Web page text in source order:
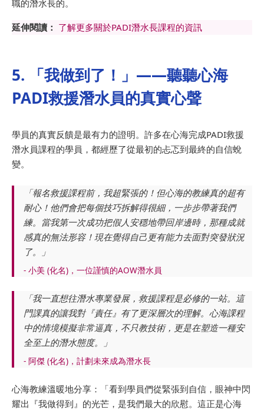
職的潛水長的。
延伸閱讀： 了解更多關於PADI潛水長課程的資訊
5. 「我做到了！」——聽聽心海
PADI救援潛水員的真實心聲
學員的真實反饋是最有力的證明。許多在心海完成PADI救援
潛水員課程的學員，都經歷了從最初的忐忑到最終的自信蛻
變。
「報名救援課程前，我超緊張的！但心海的教練真的超有
耐心！他們會把每個技巧拆解得很細，一步步帶著我們
練。當我第一次成功把假人安穩地帶回岸邊時，那種成就
感真的無法形容！現在覺得自己更有能力去面對突發狀況
了。」
- 小美 (化名)，一位謹慎的AOW潛水員
「我一直想往潛水專業發展，救援課程是必修的一站。這
門課真的讓我對『責任』有了更深層次的理解。心海課程
中的情境模擬非常逼真，不只教技術，更是在塑造一種安
全至上的潛水態度。」
- 阿傑 (化名)，計劃未來成為潛水長
心海教練溫暖地分享：「看到學員們從緊張到自信，眼神中閃
耀出『我做得到』的光芒，是我們最大的欣慰。這正是心海